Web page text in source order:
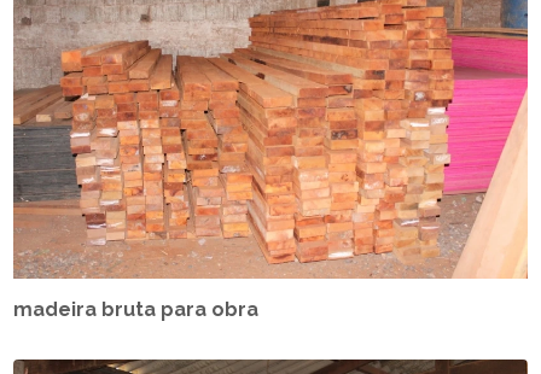
madeira bruta para obra